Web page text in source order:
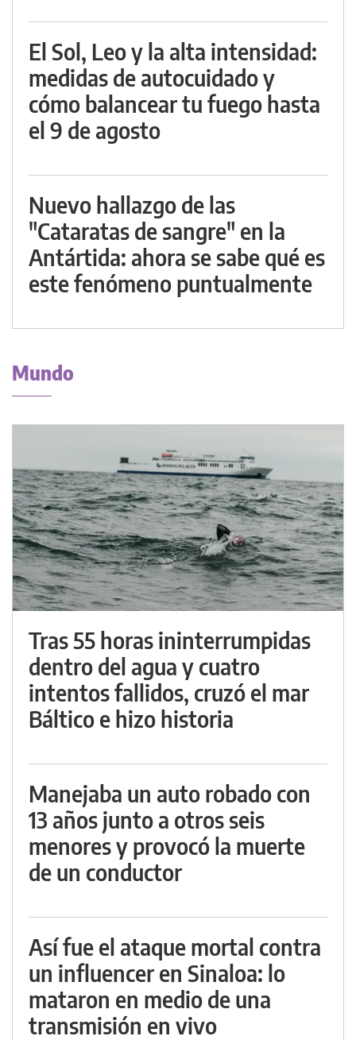
El Sol, Leo y la alta intensidad:
medidas de autocuidado y
cómo balancear tu fuego hasta
el 9 de agosto
Nuevo hallazgo de las
"Cataratas de sangre" en la
Antártida: ahora se sabe qué es
este fenómeno puntualmente
Mundo
Tras 55 horas ininterrumpidas
dentro del agua y cuatro
intentos fallidos, cruzó el mar
Báltico e hizo historia
Manejaba un auto robado con
13 años junto a otros seis
menores y provocó la muerte
de un conductor
Así fue el ataque mortal contra
un influencer en Sinaloa: lo
mataron en medio de una
transmisión en vivo